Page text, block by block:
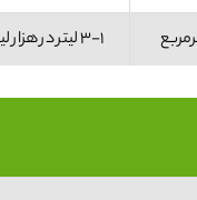
3-1 لیتر در هزار لیتر آب